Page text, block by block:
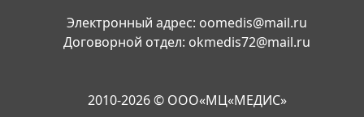
Электронный адрес: oomedis@mail.ru
Договорной отдел: okmedis72@mail.ru
2010-2026 © ООО«МЦ«МЕДИС»